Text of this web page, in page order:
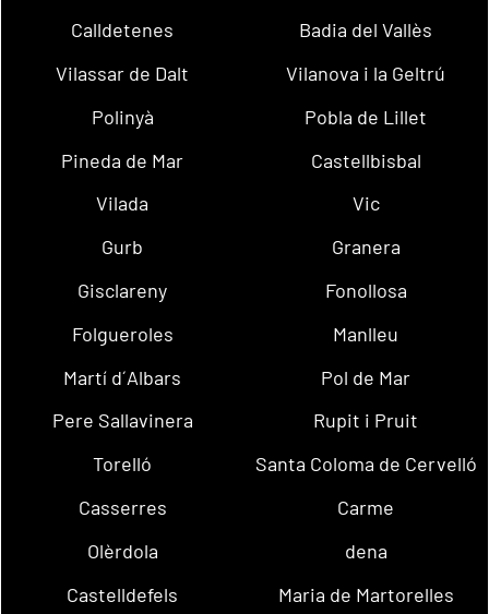
Calldetenes
Badia del Vallès
Vilassar de Dalt
Vilanova i la Geltrú
Polinyà
Pobla de Lillet
Pineda de Mar
Castellbisbal
Vilada
Vic
Gurb
Granera
Gisclareny
Fonollosa
Folgueroles
Manlleu
Martí d´Albars
Pol de Mar
Pere Sallavinera
Rupit i Pruit
Torelló
Santa Coloma de Cervelló
Casserres
Carme
Olèrdola
dena
Castelldefels
Maria de Martorelles